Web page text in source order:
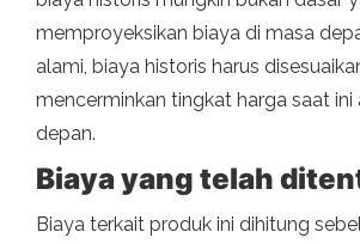
memproyeksikan biaya di masa
alami, biaya historis harus
mencerminkan tingkat harga saat ini
depan.
Biaya yang telah
Biaya terkait produk ini dihitung